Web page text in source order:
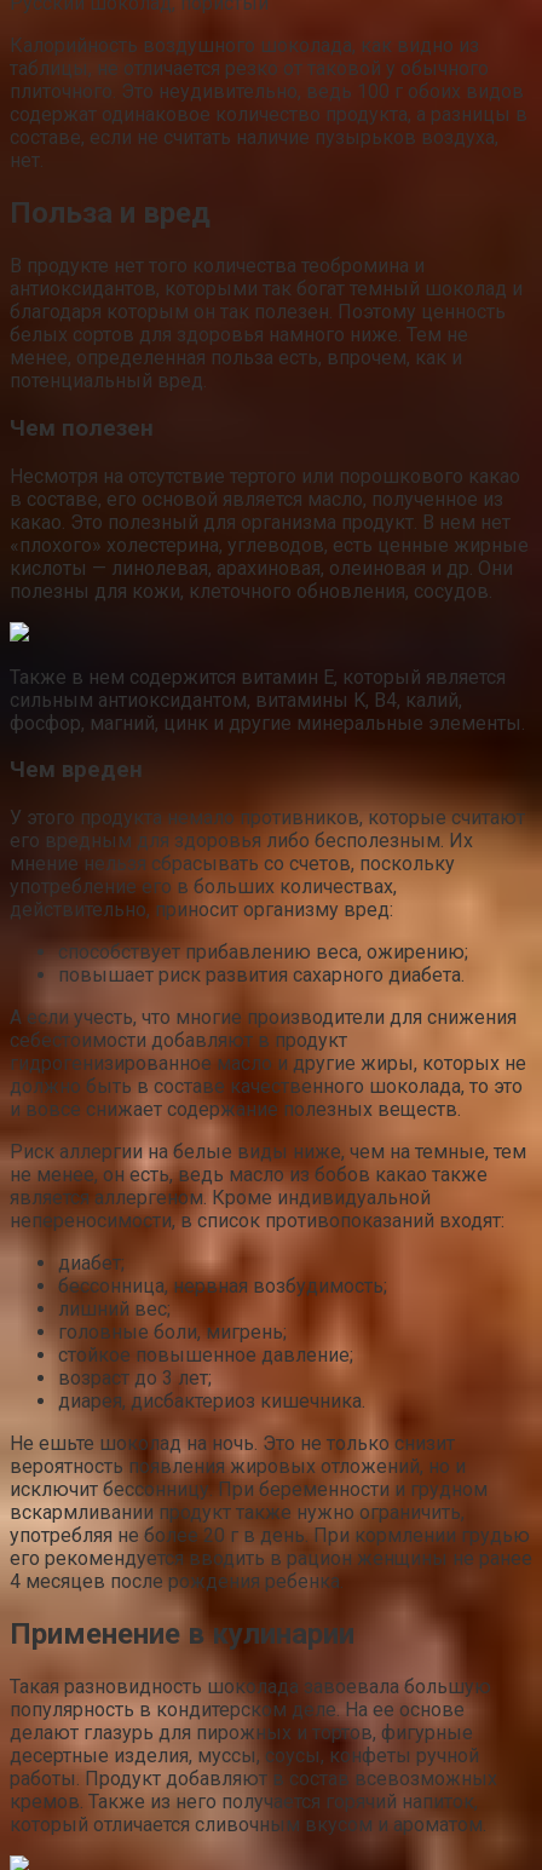
Калорийность воздушного шоколада, как видно из
таблицы, не отличается резко от таковой у обычного
плиточного. Это неудивительно, ведь 100 г обоих видов
содержат одинаковое количество продукта, а разницы в
составе, если не считать наличие пузырьков воздуха,
нет.
Польза и вред
В продукте нет того количества теобромина и
антиоксидантов, которыми так богат темный шоколад и
благодаря которым он так полезен. Поэтому ценность
белых сортов для здоровья намного ниже. Тем не
менее, определенная польза есть, впрочем, как и
потенциальный вред.
Чем полезен
Несмотря на отсутствие тертого или порошкового какао
в составе, его основой является масло, полученное из
какао. Это полезный для организма продукт. В нем нет
«плохого» холестерина, углеводов, есть ценные жирные
кислоты — линолевая, арахиновая, олеиновая и др. Они
полезны для кожи, клеточного обновления, сосудов.
Также в нем содержится витамин E, который является
сильным антиоксидантом, витамины K, B4, калий,
фосфор, магний, цинк и другие минеральные элементы.
Чем вреден
У этого продукта немало противников, которые считают
его вредным для здоровья либо бесполезным. Их
мнение нельзя сбрасывать со счетов, поскольку
употребление его в больших количествах,
действительно, приносит организму вред:
способствует прибавлению веса, ожирению;
повышает риск развития сахарного диабета.
А если учесть, что многие производители для снижения
себестоимости добавляют в продукт
гидрогенизированное масло и другие жиры, которых не
должно быть в составе качественного шоколада, то это
и вовсе снижает содержание полезных веществ.
Риск аллергии на белые виды ниже, чем на темные, тем
не менее, он есть, ведь масло из бобов какао также
является аллергеном. Кроме индивидуальной
непереносимости, в список противопоказаний входят:
диабет;
бессонница, нервная возбудимость;
лишний вес;
головные боли, мигрень;
стойкое повышенное давление;
возраст до 3 лет;
диарея, дисбактериоз кишечника.
Не ешьте шоколад на ночь. Это не только снизит
вероятность появления жировых отложений, но и
исключит бессонницу. При беременности и грудном
вскармливании продукт также нужно ограничить,
употребляя не более 20 г в день. При кормлении грудью
его рекомендуется вводить в рацион женщины не ранее
4 месяцев после рождения ребенка.
Применение в кулинарии
Такая разновидность шоколада завоевала большую
популярность в кондитерском деле. На ее основе
делают глазурь для пирожных и тортов, фигурные
десертные изделия, муссы, соусы, конфеты ручной
работы. Продукт добавляют в состав всевозможных
кремов. Также из него получается горячий напиток,
который отличается сливочным вкусом и ароматом.